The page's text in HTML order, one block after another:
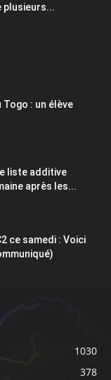
plusieurs...
Togo : un élève
liste additive
après les...
ce samedi : Voici
1030
378